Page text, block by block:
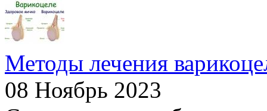
Методы лечения
08 Ноябрь 2023